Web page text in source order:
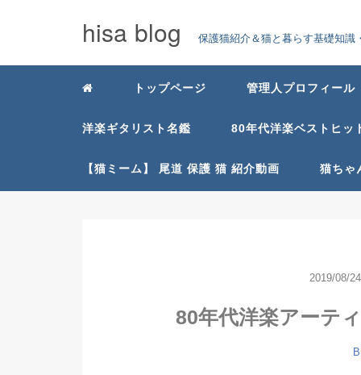
hisa blog 保護猫紹介＆猫と暮らす基礎知識
トップページ 管理人プロフィール
洋楽ギタリスト名鑑 80年代洋楽ベストヒッ
【猫ミーム】 尾道 保護 猫 紹介動画 猫ちゃ
2019/08/24
80年代洋楽アーテ